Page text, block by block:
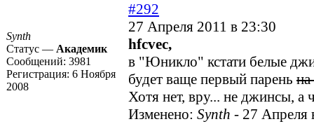
Synth
Статус — Академик
Сообщений: 3981
Регистрация: 6 Ноября
2008
#292
27 Апреля 2011 в 23:30
hfcvec,
в "Юникло" кстати белые
будет ваще первый парень на
Хотя нет, вру... не джинсы, а
Изменено: Synth - 27 Апреля